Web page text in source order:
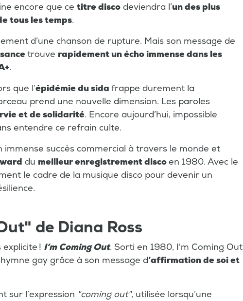
encore que ce titre disco deviendra l’un des plus
tous les temps.
d’une chanson de rupture. Mais son message de
trouve rapidement un écho immense dans les
.
que l’épidémie du sida frappe durement la
prend une nouvelle dimension. Les paroles
et de solidarité. Encore aujourd’hui, impossible
entendre ce refrain culte.
immense succès commercial à travers le monde et
du meilleur enregistrement discoen 1980. Avec le
le cadre de la musique disco pour devenir un
de Diana Ross
! I’m Coming Out. Sorti en 1980, I'm Coming Out
gay grâce à son message d’affirmation de soi et
sur l’expression "coming out", utilisée lorsqu’une